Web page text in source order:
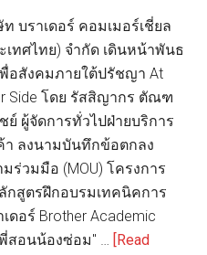
บราเดอร์ คอมเมอร์เชี่ยล
เทศไทย) จำกัด เดินหน้าพันธ
พื่อสังคมภายใต้ปรัชญา At
Side โดย รัสสิญากร ตัณฑ
ย์ ผู้จัดการทั่วไปฝ่ายบริการ
า ลงนามบันทึกข้อตกลง
ร่วมมือ (MOU) โครงการ
สูตรฝึกอบรมเทคนิคการ
อร์ Brother Academic
พี่สอนน้องซ่อม" …
[Read